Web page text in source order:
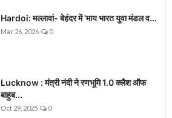
Hardoi: मल्लावां- बेहंदर में 'माय भारत युवा मंडल व...
Mar 26, 2026 0
Lucknow : मंत्री नंदी ने रणभूमि 1.0 क्लैश ऑफ
बाहुब...
Oct 29, 2025 0